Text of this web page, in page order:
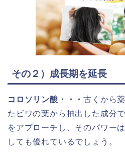
その２）成長期を延長
コロソリン酸・・・古くから
たビワの葉から抽出した成分
をアプローチし、そのパワー
しても優れているでしょう。